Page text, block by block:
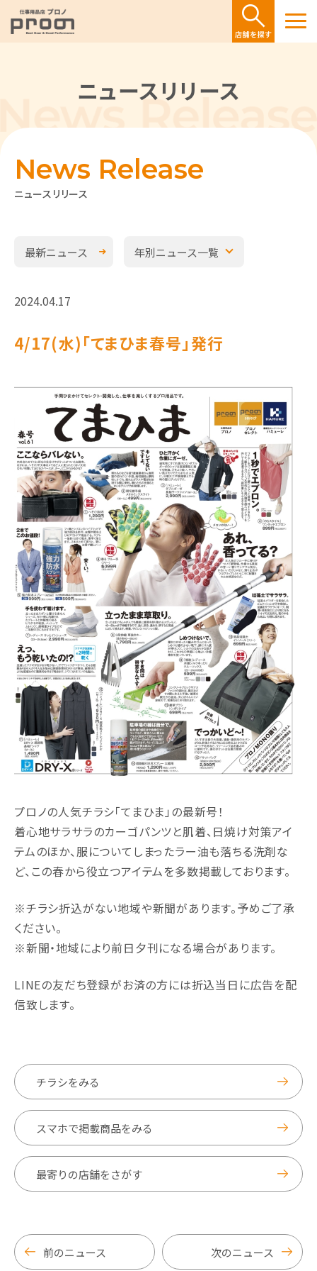
ニュースリリース
ニュースリリース
News Release
最新ニュース 年別ニュース一覧
2024.04.17
4/17(水)｢てまひま春号」発行
プロノの人気チラシ「てまひま」の最新号！
着心地サラサラのカーゴパンツと肌着、日焼け対策アイ
テムのほか、服についてしまったラー油も落ちる洗剤な
ど、この春から役立つアイテムを多数掲載しております。
※チラシ折込がない地域や新聞があります。予めご了承
ください。
※新聞・地域により前日夕刊になる場合があります。
LINEの友だち登録がお済の方には折込当日に広告を配
信致します。
チラシをみる
スマホで掲載商品をみる
最寄りの店舗をさがす
前のニュース 次のニュース